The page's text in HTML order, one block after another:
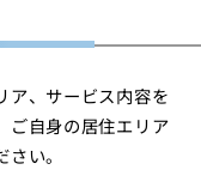
ア、サービス内容を
ご自身の居住エリア
い。